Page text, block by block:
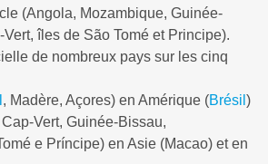
(Angola, Mozambique, Guinée-
îles de São Tomé et Principe).
de nombreux pays sur les cinq
, Madère, Açores) en Amérique (Brésil )
Vert, Guinée-Bissau,
e Príncipe) en Asie (Macao) et en